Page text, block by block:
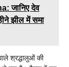
जानिए देव
झील में समा
श्रद्धालुओं की